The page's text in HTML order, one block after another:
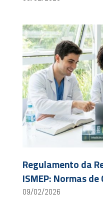
Regulamento da
ISMEP: Normas
09/02/2026